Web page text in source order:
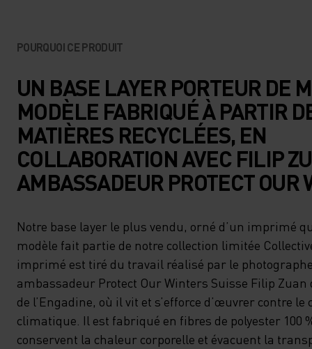
POURQUOI CE PRODUIT
UN BASE LAYER PORTEUR DE
MODÈLE FABRIQUÉ À PARTIR
MATIÈRES RECYCLÉES, EN
COLLABORATION AVEC FILIP
AMBASSADEUR PROTECT OUR
Notre base layer le plus vendu, orné d’un imprimé
modèle fait partie de notre collection limitée
imprimé est tiré du travail réalisé par le
ambassadeur Protect Our Winters Suisse Filip Zuan
de l’Engadine, où il vit et s’efforce d’œuvrer contre
climatique. Il est fabriqué en fibres de polyester 100
conservent la chaleur corporelle et évacuent la